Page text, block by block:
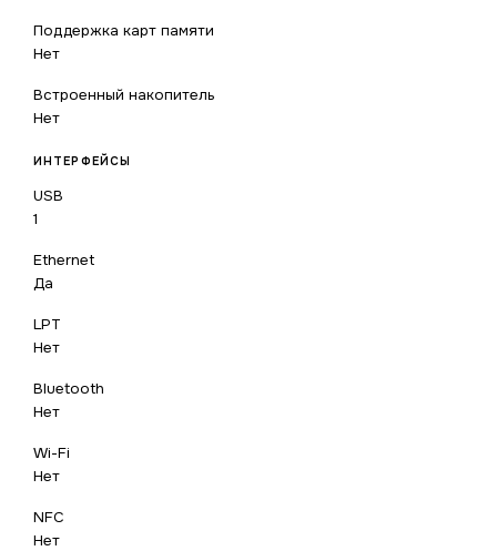
Поддержка карт памяти
Нет
Встроенный накопитель
Нет
ИНТЕРФЕЙСЫ
USB
1
Ethernet
Да
LPT
Нет
Bluetooth
Нет
Wi-Fi
Нет
NFC
Нет